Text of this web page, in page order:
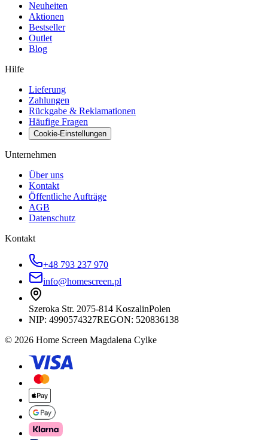
Neuheiten
Aktionen
Bestseller
Outlet
Blog
Hilfe
Lieferung
Zahlungen
Rückgabe & Reklamationen
Häufige Fragen
Cookie-Einstellungen
Unternehmen
Über uns
Kontakt
Öffentliche Aufträge
AGB
Datenschutz
Kontakt
+48 793 237 970
info@homescreen.pl
Szeroka Str. 2075-814 KoszalinPolen
NIP: 4990574327REGON: 520836138
© 2026 Home Screen Magdalena Cylke